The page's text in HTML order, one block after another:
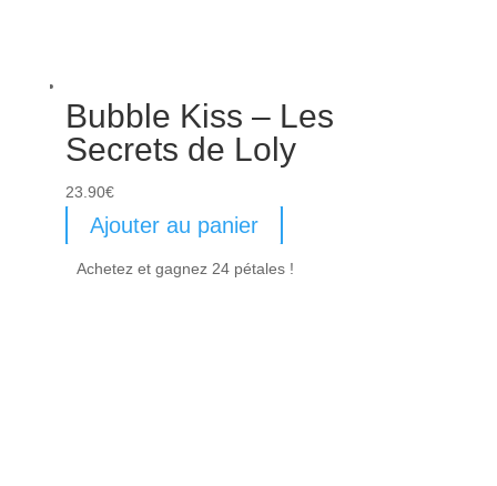
Bubble Kiss – Les
Secrets de Loly
23.90€
Ajouter au panier
Achetez et gagnez 24 pétales !